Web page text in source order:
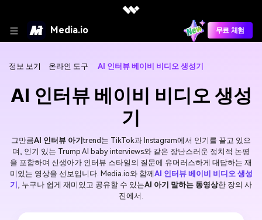
Media.io 무료 체험
정보 보기 온라인 도구 AI 인터뷰 베이비 비디오 생성기
AI 인터뷰 베이비 비디오 생성
기
그만큼AI 인터뷰 아기trend는 TikTok과 Instagram에서 인기를 끌고 있으
며, 인기 있는 Trump AI baby interviews와 같은 장난스러운 정치적 논평
을 포함하여 신생아가 인터뷰 스타일의 질문에 유머러스하게 대답하는 재
미있는 영상을 선보입니다. Media.io와 함께AI 인터뷰 베이비 비디오 생성
기
, 누구나 쉽게 재미있고 공유할 수 있는AI 아기 말하는 동영상한 장의 사
진에서.